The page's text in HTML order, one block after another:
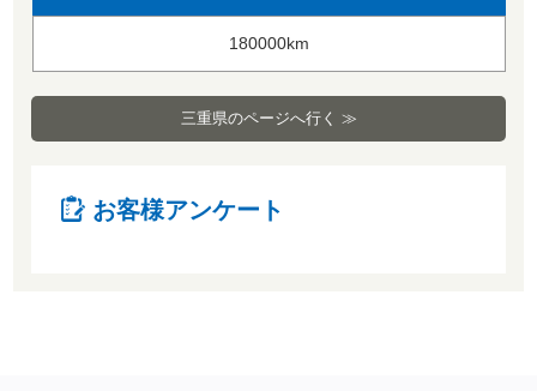
180000km
三重県のページへ行く ≫
お客様アンケート